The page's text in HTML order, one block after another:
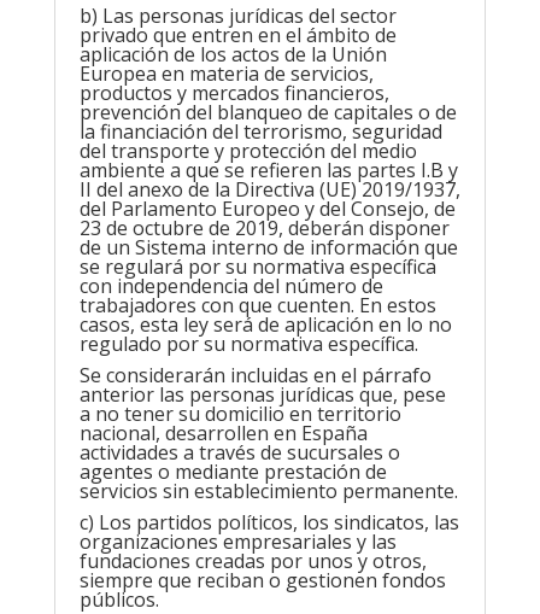
b) Las personas jurídicas del sector
privado que entren en el ámbito de
aplicación de los actos de la Unión
Europea en materia de servicios,
productos y mercados financieros,
prevención del blanqueo de capitales o de
la financiación del terrorismo, seguridad
del transporte y protección del medio
ambiente a que se refieren las partes I.B y
II del anexo de la Directiva (UE) 2019/1937,
del Parlamento Europeo y del Consejo, de
23 de octubre de 2019, deberán disponer
de un Sistema interno de información que
se regulará por su normativa específica
con independencia del número de
trabajadores con que cuenten. En estos
casos, esta ley será de aplicación en lo no
regulado por su normativa específica.
Se considerarán incluidas en el párrafo
anterior las personas jurídicas que, pese
a no tener su domicilio en territorio
nacional, desarrollen en España
actividades a través de sucursales o
agentes o mediante prestación de
servicios sin establecimiento permanente.
c) Los partidos políticos, los sindicatos, las
organizaciones empresariales y las
fundaciones creadas por unos y otros,
siempre que reciban o gestionen fondos
públicos.